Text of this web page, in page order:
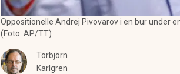
Oppositionelle Andrej Pivovarov i en bur under
(Foto: AP/TT)
Torbjörn
Karlgren